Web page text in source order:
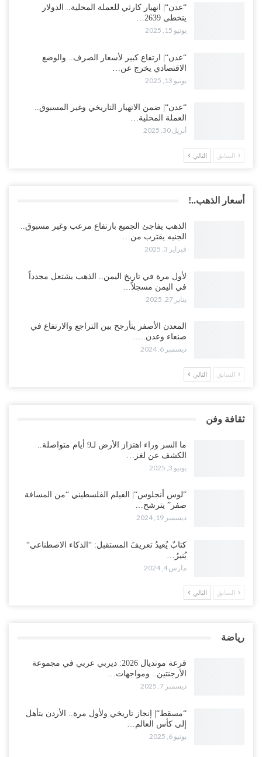
“عدن“| انهيار كارثي للعملة المحلية.. الدولار
يتخطى 2639…
يونيو 15, 2025
“عدن“| ارتفاع كبير لأسعار الصرف.. والوضع
الاقتصادي يخرج عن…
يونيو 13, 2025
“عدن“| ضمن الانهيار التاريخي وغير المسبوق..
العملة المحلية…
أبريل 30, 2025
السابق التالي
أسعار الذهب..!
الذهب يفاجئ الجميع بارتفاع مرعب وغير مسبوق..
الجنيه يقترب من…
فبراير 3, 2025
لأول مرة في تاريخ اليمن.. الذهب يشتعل مجدداً
في اليمن مسجلاً…
يناير 27, 2025
المعدن الأصفر يتأرجح بين التراجع والارتفاع في
صنعاء وعدن..…
ديسمبر 6, 2024
السابق التالي
ثقافة وفن
ما السر وراء اهتزاز الأرض لـ9 أيام متواصلة..
الكشف عن لغز…
يونيو 3, 2025
“لوس أنجلوس“| الفيلم الفلسطيني “من المسافة
صفر” يترشح…
ديسمبر 19, 2024
كتابٌ يُعيدُ تعريفَ المستقبل: “الذكاء الاصطناعي“
يُنيرُ…
مارس 4, 2024
السابق التالي
رياضة
قرعة مونديال 2026: ديربي عربي في مجموعة
الأرجنتين.. ومواجهات…
ديسمبر 7, 2025
“مسقط“| إنجاز تاريخي ولأول مرة.. الأردن يتأهل
إلى كأس العالم…
يونيو 6, 2025